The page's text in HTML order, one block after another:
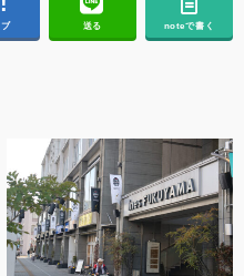
送る noteで書く